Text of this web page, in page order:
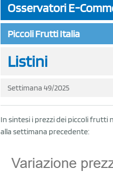
Osservatori E-
Piccoli Frutti Italia
Listini
Settimana 49/2025
In sintesi i prezzi dei piccoli frutti
alla settimana precedente: